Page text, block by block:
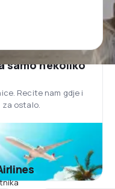
samo nekoliko
Recite nam gdje i
za ostalo.